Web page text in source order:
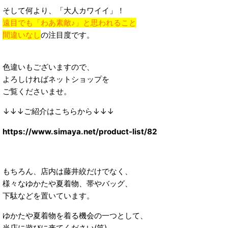
そして何より、「大人カワイイ」！
遠目でも「わあ素敵♪」と思われること
間違いなしの注目度です。
色違いもございますので、
よろしければネットショップを
ご覧くださいませ。
↓↓↓ご紹介はこちらから↓↓↓
https://www.simaya.net/product-list/82
もちろん、店内は藤井絞だけでなく、
様々なゆかたや夏着物、帯やバッグ、
下駄などを置いています。
ゆかたや夏着物を着る機会の一つとして、